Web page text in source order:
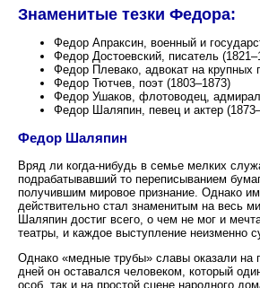
Знаменитые тезки Федора:
Федор Апраксин, военный и
Федор Достоевский, писатель
Федор Плевако, адвокат на крупных
Федор Тютчев, поэт (1803–1873)
Федор Ушаков, флотоводец,
Федор Шаляпин, певец и актер
Федор Шаляпин
Вряд ли когда-нибудь в семье мелких
подрабатывавший то переписыванием
получившим мировое признание. Однако
действительно стал знаменитым на весь
Шаляпин достиг всего, о чем не мог и
театры, и каждое выступление неизменно
Однако «медные трубы» славы оказали на
дней он оставался человеком, который
особ, так и на простой сцене народного